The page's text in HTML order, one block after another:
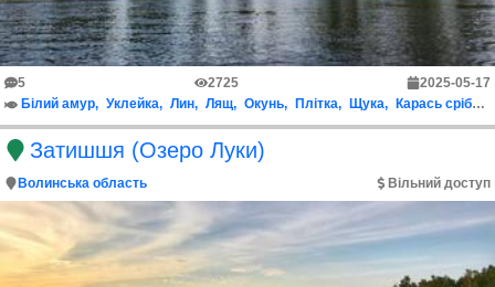
5 2725
2025-05-17
Білий амур
Уклейка Лин Лящ Окунь Плітка Щука Карась срібний
Затишшя (Озеро Луки)
Волинська область Вільний доступ